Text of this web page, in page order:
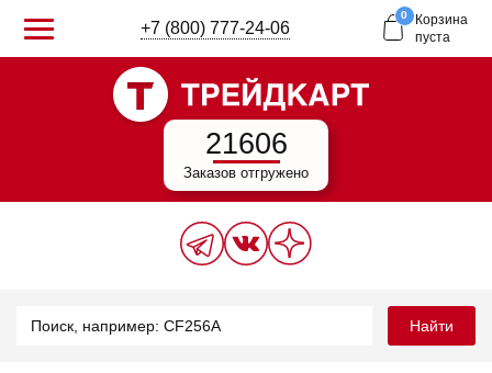
+7 (800) 777-24-06
0
Корзина
пуста
21606
Заказов отгружено
Найти